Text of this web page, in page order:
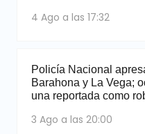
4 Ago a las 17:32
Policía Nacional
Barahona y La Vega;
una reportada como
3 Ago a las 20:00